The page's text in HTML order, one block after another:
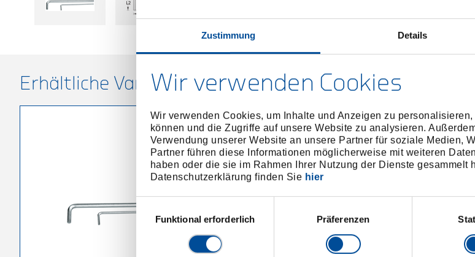
Zustimmung Details
Wir verwenden Cookies
Wir verwenden Cookies, um Inhalte und Anzeigen zu
können und die Zugriffe auf unsere Website zu analysieren.
Verwendung unserer Website an unsere Partner für soziale Medien,
Partner führen diese Informationen möglicherweise mit weiteren
haben oder die sie im Rahmen Ihrer Nutzung der Dienste gesammelt
Datenschutzerklärung finden Sie hier
Einwilligungsauswahl
Funktional erforderlich
Präferenzen
Erhältliche Varianten